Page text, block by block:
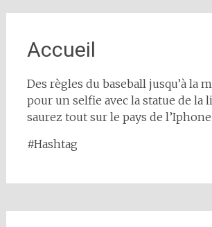
Accueil
Des règles du baseball jusqu’à la
pour un selfie avec la statue de la
saurez tout sur le pays de
#Hashtag